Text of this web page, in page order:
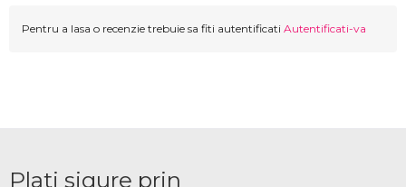
Pentru a lasa o recenzie trebuie sa fiti autentificati Autentificati-va
Plati sigure prin